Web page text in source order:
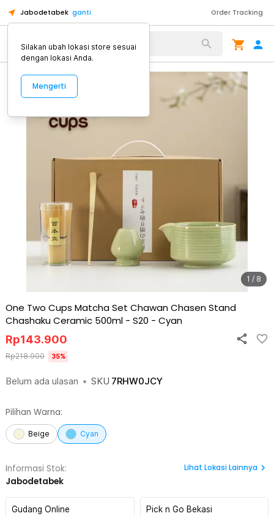
Jabodetabek ganti Order Tracking
Alat Kopi
1 / 8
One Two Cups Matcha Set Chawan Chasen Stand
Chashaku Ceramic 500ml - S20 - Cyan
Belum ada ulasan • SKU 7RHW0JCY
Rp143.900
Rp218.900 35%
Pilihan Warna:
Beige Cyan
Informasi Stok:
Jabodetabek
Lihat Lokasi Lainnya
Gudang Online Pick n Go Bekasi
Silakan ubah lokasi store sesuai
dengan lokasi Anda.
Mengerti